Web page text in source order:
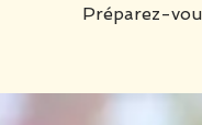
Préparez-